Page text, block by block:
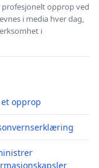
opprop ved
i media hver dag,
i
et opprop